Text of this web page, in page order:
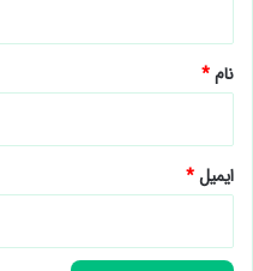
نام*
ایمیل*